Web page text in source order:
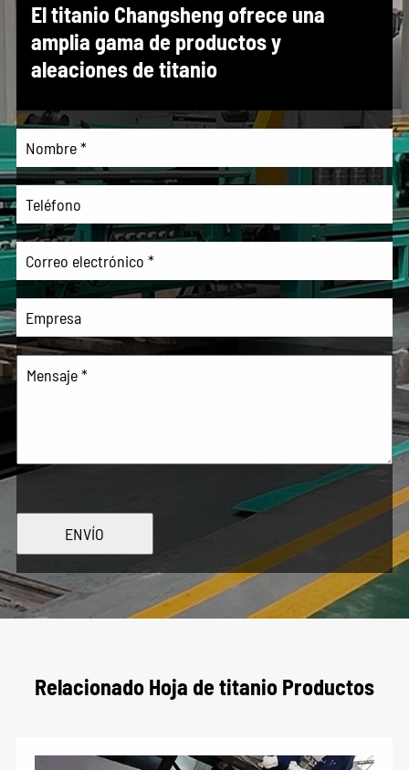
El titanio Changsheng ofrece una
amplia gama de productos y
aleaciones de titanio
ENVÍO
Relacionado Hoja de titanio Productos